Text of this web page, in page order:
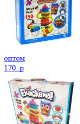
оптом
170. p